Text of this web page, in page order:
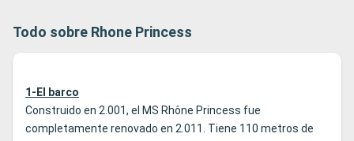
Todo sobre Rhone Princess
1-El barco
Construido en 2.001, el MS Rhône Princess fue
completamente renovado en 2.011. Tiene 110 metros de